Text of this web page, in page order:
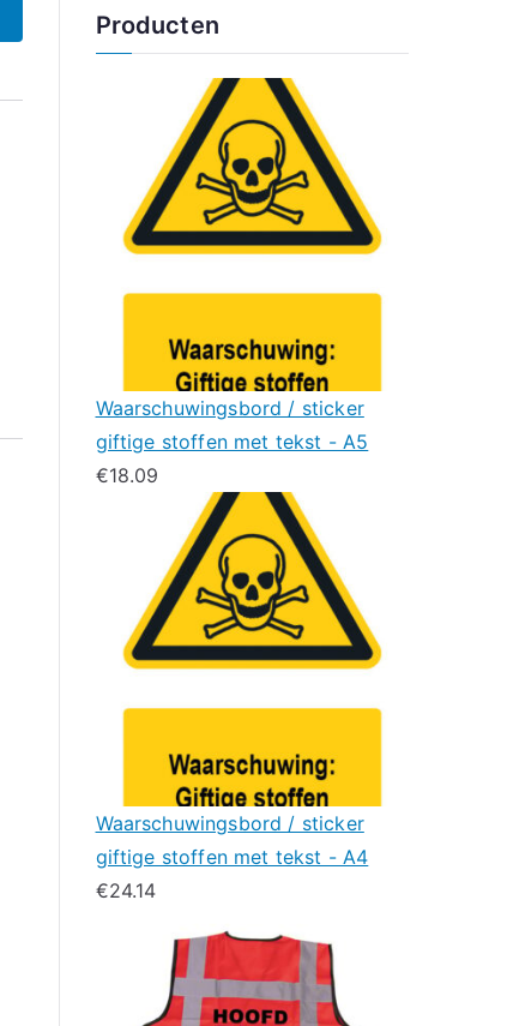
Producten
Waarschuwingsbord / sticker
giftige stoffen met tekst - A5
€18.09
Waarschuwingsbord / sticker
giftige stoffen met tekst - A4
€24.14